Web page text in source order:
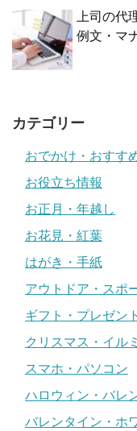
上司の代
例文・マ
カテゴリー
おでかけ・おすす
お役立ち情報
お正月・年越し
お花見・紅葉
はがき・手紙
アウトドア・スポ
ギフト・プレゼント
クリスマス・イル
スマホ・パソコン
ハロウィン・バレ
バレンタイン・ホ